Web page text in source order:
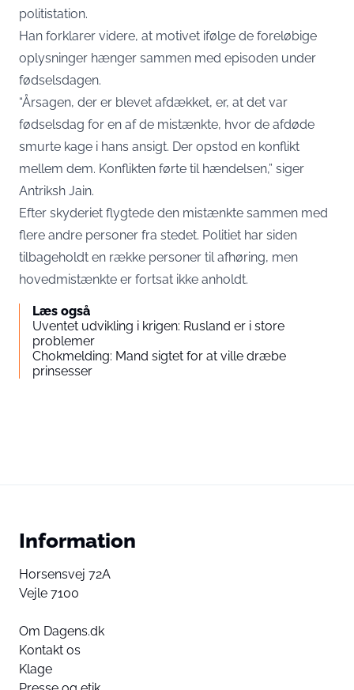
politistation.
Han forklarer videre, at motivet ifølge de foreløbige
oplysninger hænger sammen med episoden under
fødselsdagen.
“Årsagen, der er blevet afdækket, er, at det var
fødselsdag for en af de mistænkte, hvor de afdøde
smurte kage i hans ansigt. Der opstod en konflikt
mellem dem. Konflikten førte til hændelsen,” siger
Antriksh Jain.
Efter skyderiet flygtede den mistænkte sammen med
flere andre personer fra stedet. Politiet har siden
tilbageholdt en række personer til afhøring, men
hovedmistænkte er fortsat ikke anholdt.
Læs også
Uventet udvikling i krigen: Rusland er i store
problemer
Chokmelding: Mand sigtet for at ville dræbe
prinsesser
Information
Horsensvej 72A
Vejle 7100
Om Dagens.dk
Kontakt os
Klage